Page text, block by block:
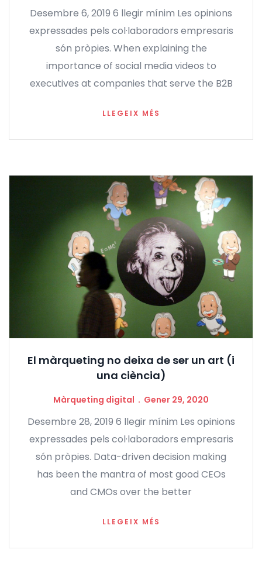
Desembre 6, 2019 6 llegir mínim Les opinions
expressades pels col·laboradors empresaris
són pròpies. When explaining the
importance of social media videos to
executives at companies that serve the B2B
LLEGEIX MÉS
El màrqueting no deixa de ser un art (i
una ciència)
Màrqueting digital Gener 29, 2020
Desembre 28, 2019 6 llegir mínim Les opinions
expressades pels col·laboradors empresaris
són pròpies. Data-driven decision making
has been the mantra of most good CEOs
and CMOs over the better
LLEGEIX MÉS